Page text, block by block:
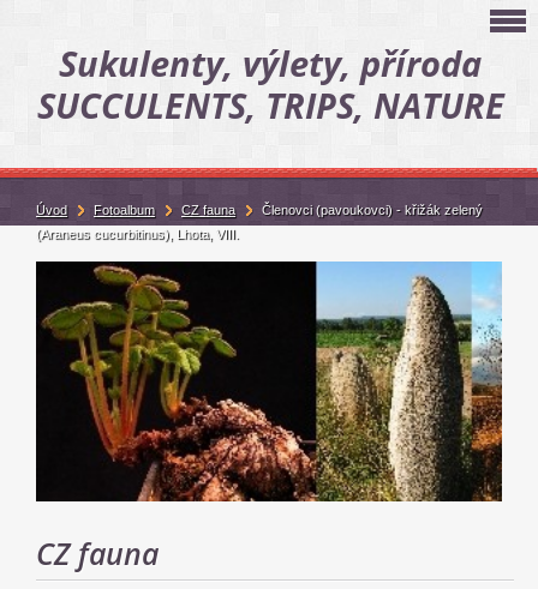
Sukulenty, výlety, příroda
SUCCULENTS, TRIPS, NATURE
CZ fauna
Úvod Fotoalbum CZ fauna
Členovci (pavoukovci) - křižák zelený
(Araneus cucurbitinus), Lhota, VIII.